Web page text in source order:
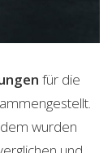
für die
wurden